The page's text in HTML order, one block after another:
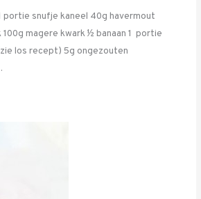
portie snufje kaneel 40g havermout
100g magere kwark ½ banaan 1 portie
los recept) 5g ongezouten